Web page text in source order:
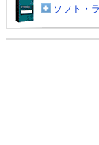
ソフト・